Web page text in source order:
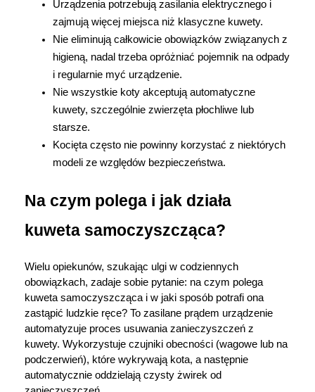
Urządzenia potrzebują zasilania elektrycznego i
zajmują więcej miejsca niż klasyczne kuwety.
Nie eliminują całkowicie obowiązków związanych z
higieną, nadal trzeba opróżniać pojemnik na odpady
i regularnie myć urządzenie.
Nie wszystkie koty akceptują automatyczne
kuwety, szczególnie zwierzęta płochliwe lub
starsze.
Kocięta często nie powinny korzystać z niektórych
modeli ze względów bezpieczeństwa.
Na czym polega i jak działa
kuweta samoczyszcząca?
Wielu opiekunów, szukając ulgi w codziennych
obowiązkach, zadaje sobie pytanie: na czym polega
kuweta samoczyszcząca i w jaki sposób potrafi ona
zastąpić ludzkie ręce? To zasilane prądem urządzenie
automatyzuje proces usuwania zanieczyszczeń z
kuwety. Wykorzystuje czujniki obecności (wagowe lub na
podczerwień), które wykrywają kota, a następnie
automatycznie oddzielają czysty żwirek od